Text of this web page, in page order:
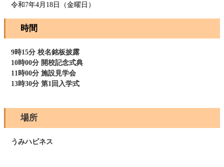
令和7年4月18日（金曜日）
時間
9時15分 校名銘板披露
10時00分 開校記念式典
11時00分 施設見学会
13時30分 第1回入学式
場所
うみハピネス